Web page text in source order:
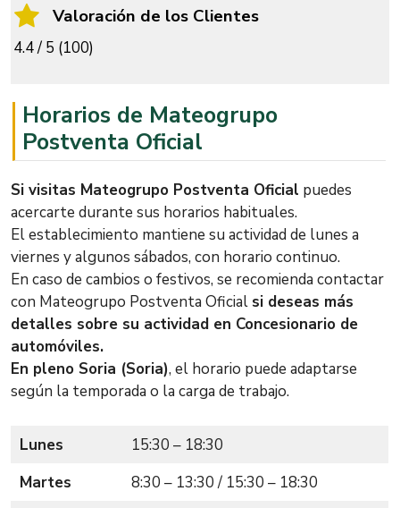
Valoración de los Clientes
4.4 / 5 (100)
Horarios de Mateogrupo
Postventa Oficial
Si visitas Mateogrupo Postventa Oficial puedes
acercarte durante sus horarios habituales.
El establecimiento mantiene su actividad de lunes a
viernes y algunos sábados, con horario continuo.
En caso de cambios o festivos, se recomienda contactar
con Mateogrupo Postventa Oficial si deseas más
detalles sobre su actividad en Concesionario de
automóviles.
En pleno Soria (Soria), el horario puede adaptarse
según la temporada o la carga de trabajo.
Lunes
15:30 – 18:30
Martes
8:30 – 13:30 / 15:30 – 18:30